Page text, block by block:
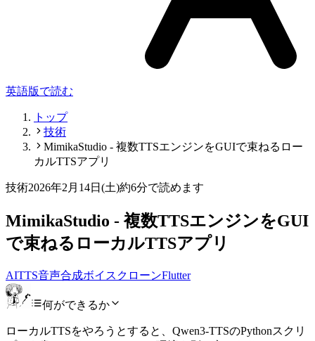
英語版で読む
トップ
技術
MimikaStudio - 複数TTSエンジンをGUIで束ねるロー
カルTTSアプリ
技術2026年2月14日(土)約6分で読めます
MimikaStudio - 複数TTSエンジンをGUI
で束ねるローカルTTSアプリ
AITTS音声合成ボイスクローンFlutter
何ができるか
ローカルTTSをやろうとすると、Qwen3-TTSのPythonスクリ